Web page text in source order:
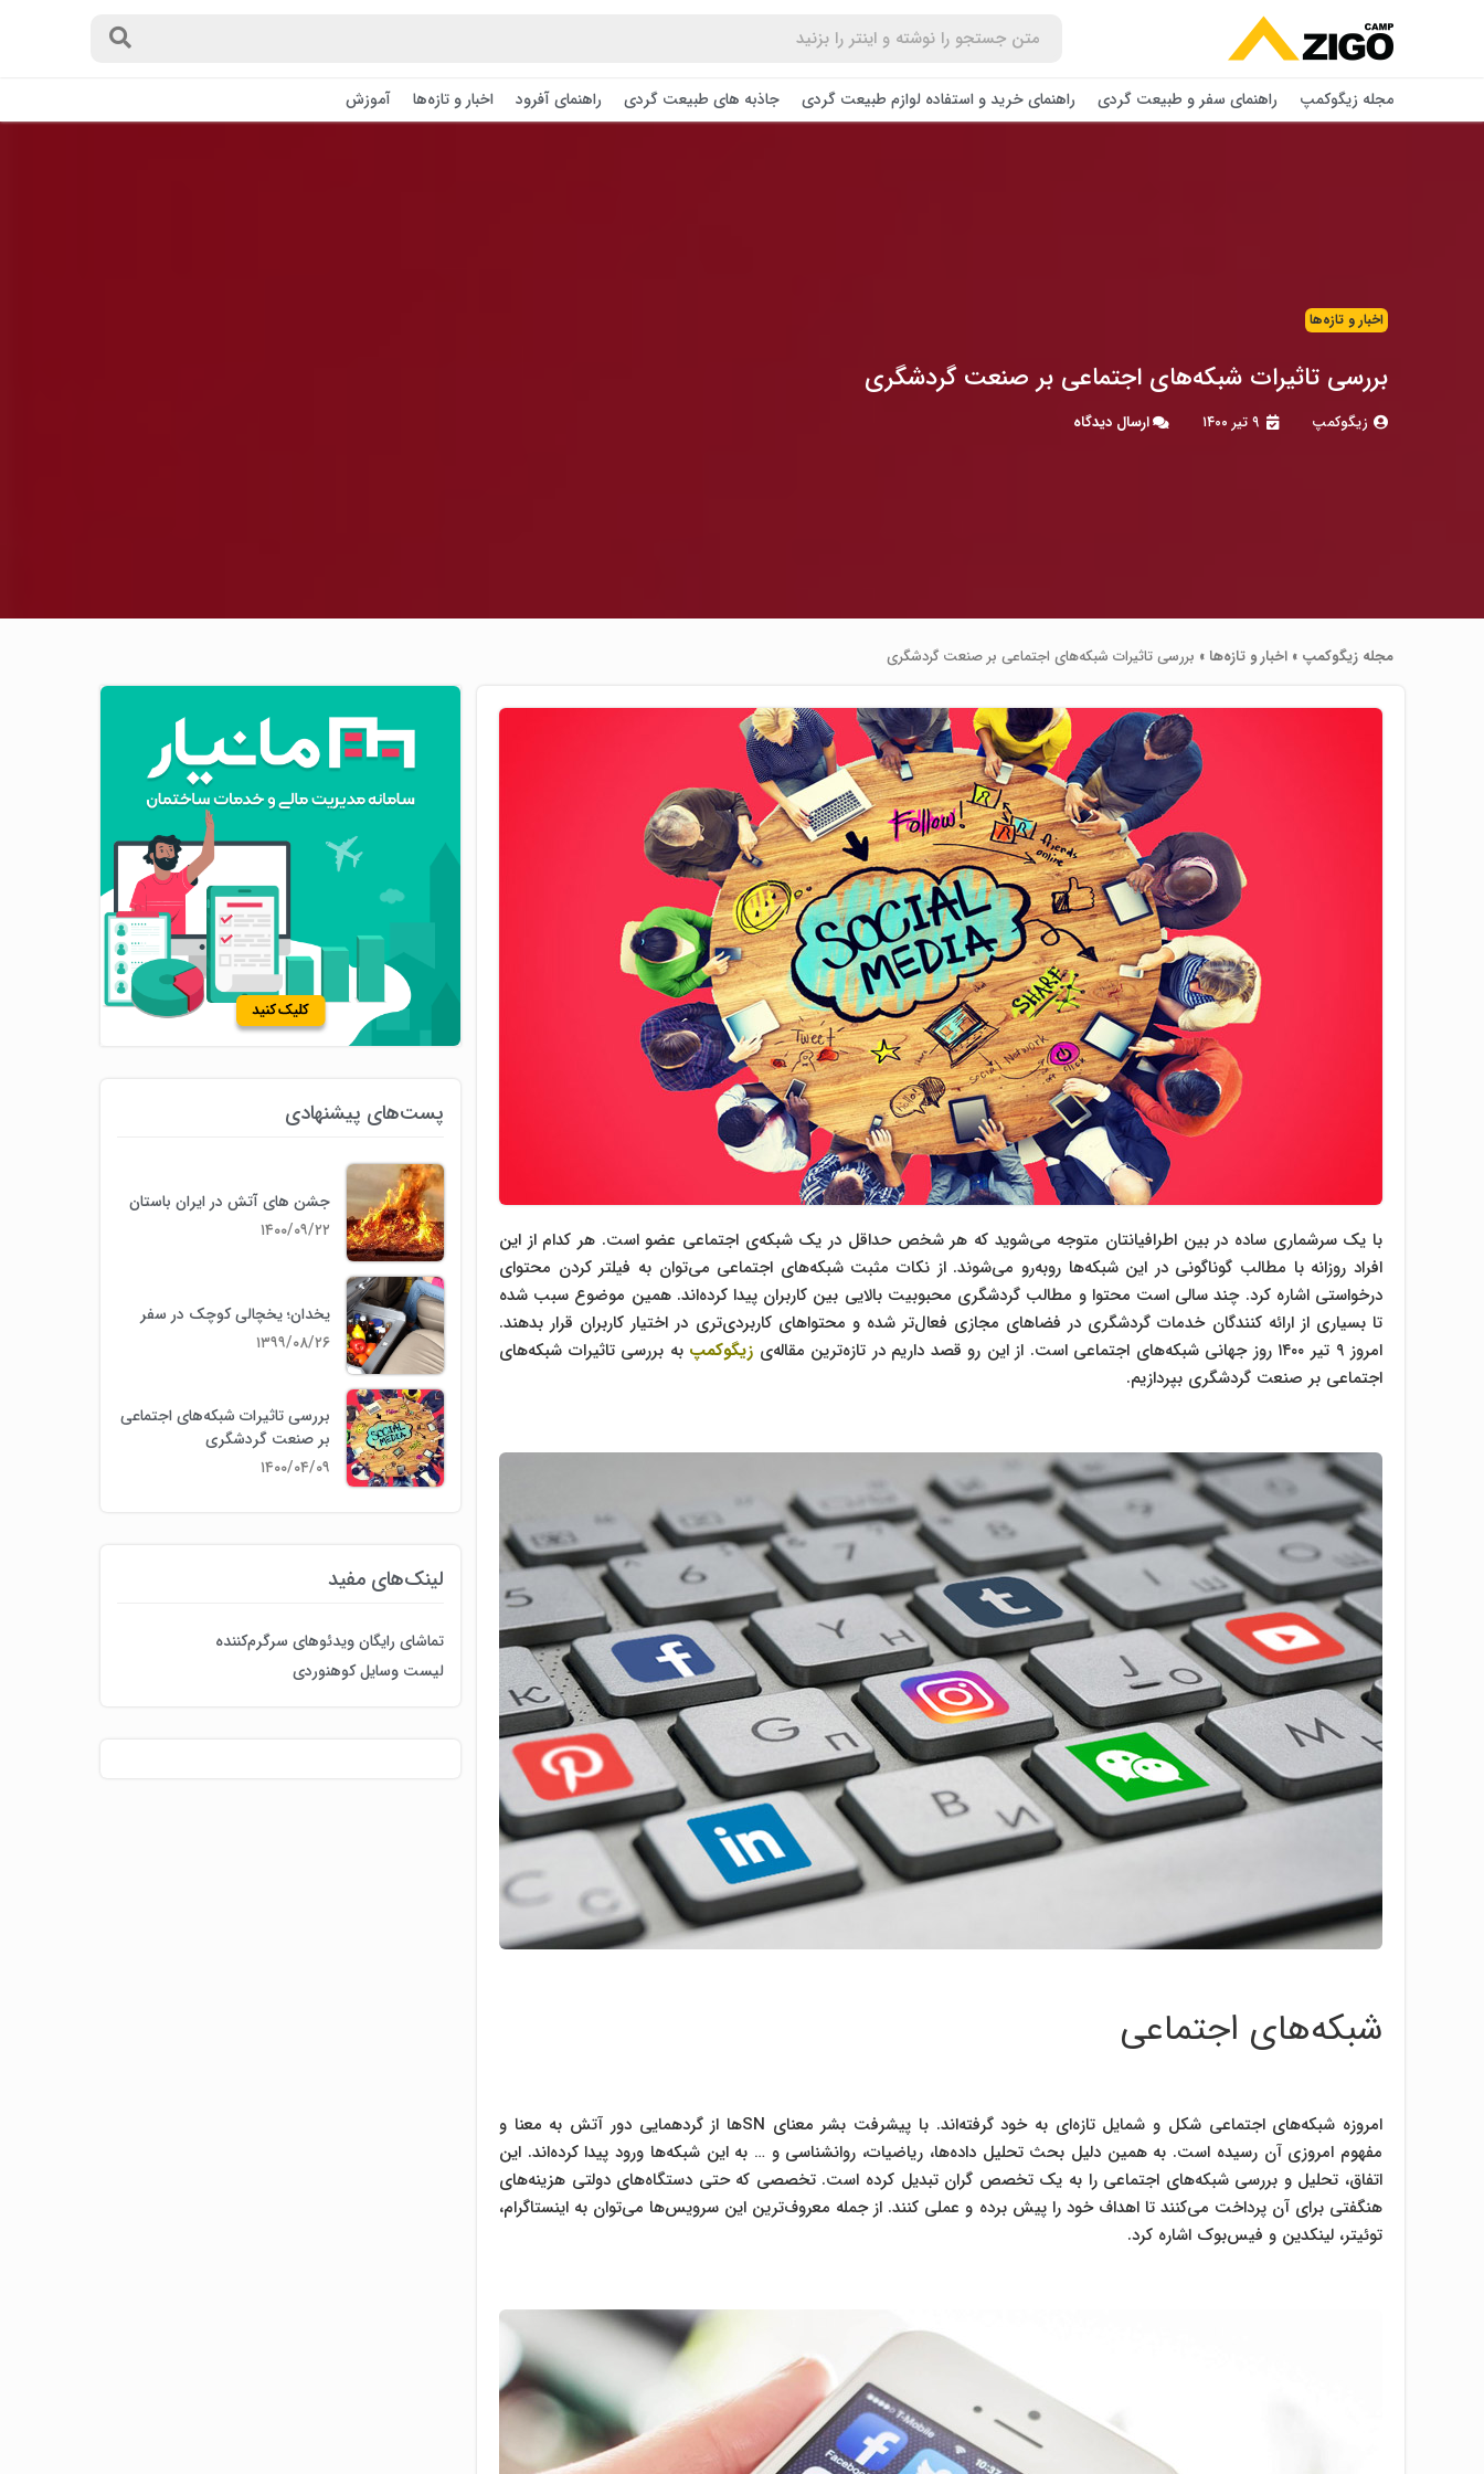
مجله زیگوکمپ راهنمای سفر و طبیعت گردی راهنمای خرید و استفاده لوازم طبیعت ‌گردی جاذبه های طبیعت گردی راهنمای آفرود اخبار و تازه‌ها آموزش
اخبار و تازه‌ها
بررسی تاثیرات شبکه‌های اجتماعی بر صنعت گردشگری
زیگوکمپ ۹ تیر ۱۴۰۰ ارسال دیدگاه
مجله زیگوکمپ » اخبار و تازه‌ها » بررسی تاثیرات شبکه‌های اجتماعی بر صنعت گردشگری
با یک سرشماری ساده در بین اطرافیانتان متوجه می‌شوید که هر شخص حداقل در یک شبکه‌ی اجتماعی عضو است. هر کدام از این
افراد روزانه با مطالب گوناگونی در این شبکه‌ها روبه‌رو می‌شوند. از نکات مثبت شبکه‌های اجتماعی می‌توان به فیلتر کردن محتوای
درخواستی اشاره کرد. چند سالی است محتوا و مطالب گردشگری محبوبیت بالایی بین کاربران پیدا کرده‌اند. همین موضوع سبب شده
تا بسیاری از ارائه کنندگان خدمات گردشگری در فضاهای مجازی فعال‌تر شده و محتواهای کاربردی‌تری در اختیار کاربران قرار بدهند.
امروز ۹ تیر ۱۴۰۰ روز جهانی شبکه‌های اجتماعی است. از این رو قصد داریم در تازه‌ترین مقاله‌ی
زیگوکمپ به بررسی تاثیرات شبکه‌های
اجتماعی بر صنعت گردشگری بپردازیم.
شبکه‌های اجتماعی
امروزه شبکه‌های اجتماعی شکل و شمایل تازه‌ای به خود گرفته‌اند. با پیشرفت بشر معنای SN‌ها از گردهمایی دور آتش به معنا و
مفهوم امروزی آن رسیده است. به همین دلیل بحث تحلیل داده‌ها، ریاضیات، روانشناسی و … به این شبکه‌ها ورود پیدا کرده‌اند. این
اتفاق، تحلیل و بررسی شبکه‌های اجتماعی را به یک تخصص گران تبدیل کرده است. تخصصی که حتی دستگاه‌های دولتی هزینه‌های
هنگفتی برای آن پرداخت می‌کنند تا اهداف خود را پیش برده و عملی کنند. از جمله معروف‌ترین این سرویس‌ها می‌توان به اینستاگرام،
توئیتر، لینکدین و فیس‌بوک اشاره کرد.
پست‌های پیشنهادی
جشن های آتش در ایران باستان
۱۴۰۰/۰۹/۲۲
یخدان؛ یخچالی کوچک در سفر
۱۳۹۹/۰۸/۲۶
بررسی تاثیرات شبکه‌های اجتماعی
بر صنعت گردشگری
۱۴۰۰/۰۴/۰۹
لینک‌های مفید
تماشای رایگان ویدئوهای سرگرم‌کننده
لیست وسایل کوهنوردی